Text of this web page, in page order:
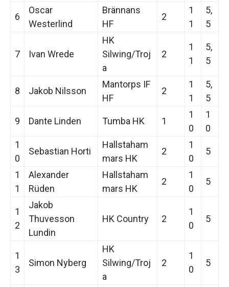
6
Oscar
Westerlind
Brännans
HF
2
1
1
5,
5
7 Ivan Wrede
HK
Silwing/Troj
a
2
1
1
5,
5
8 Jakob Nilsson
Mantorps IF
HF
2
1
1
5,
5
9 Dante Linden Tumba HK 1
1
0
1
0
1
0
Sebastian Horti
Hallstaham
mars HK
2
1
0
5
1
1
Alexander
Rüden
Hallstaham
mars HK
2
1
0
5
1
2
Jakob
Thuvesson
Lundin
HK Country 2
1
0
5
1
3
Simon Nyberg
HK
Silwing/Troj
a
2
1
0
5